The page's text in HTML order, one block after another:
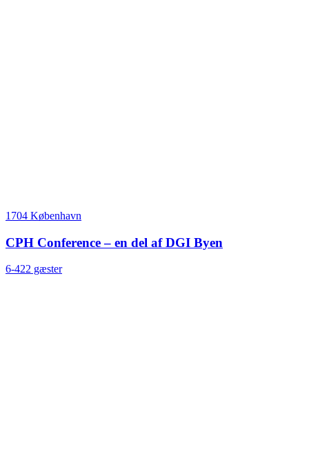
1704 København
CPH Conference – en del af DGI Byen
6-422 gæster